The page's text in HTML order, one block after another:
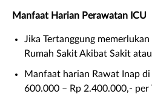
Manfaat Harian Perawatan ICU
Jika Tertanggung
Rumah Sakit Akibat Sakit
Manfaat harian Rawat Inap
600.000 – Rp 2.400.000,- per